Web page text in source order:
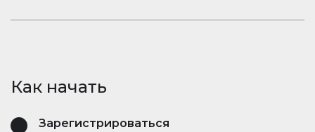
делая сделки быстрее и эффективнее, чем
приложениями. Задавайте вопросы, делитесь
режиме реального времени — всё в одном
Как начать
Зарегистрироваться